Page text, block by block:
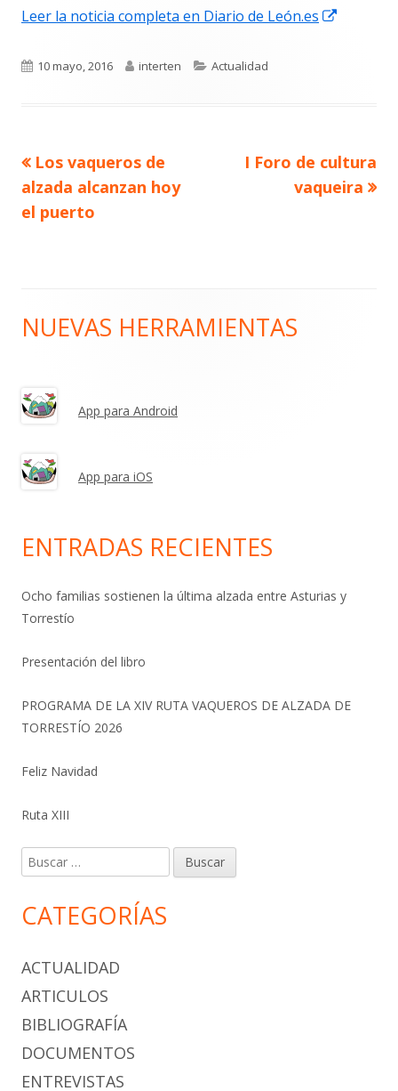
Leer la noticia completa en Diario de León.es
Publicado
10 mayo, 2016 Autor
interten Categorías
Actualidad
Navegación
de
Artículo
anterior
Los vaqueros de
alzada alcanzan hoy
el puerto
Artículo
siguiente
I Foro de cultura
vaqueira
Barra
principal
NUEVAS HERRAMIENTAS
App para Android
App para iOS
ENTRADAS RECIENTES
Ocho familias sostienen la última alzada entre Asturias y
Torrestío
Presentación del libro
PROGRAMA DE LA XIV RUTA VAQUEROS DE ALZADA DE
TORRESTÍO 2026
Feliz Navidad
Ruta XIII
Buscar:
CATEGORÍAS
ACTUALIDAD
ARTICULOS
BIBLIOGRAFÍA
DOCUMENTOS
ENTREVISTAS